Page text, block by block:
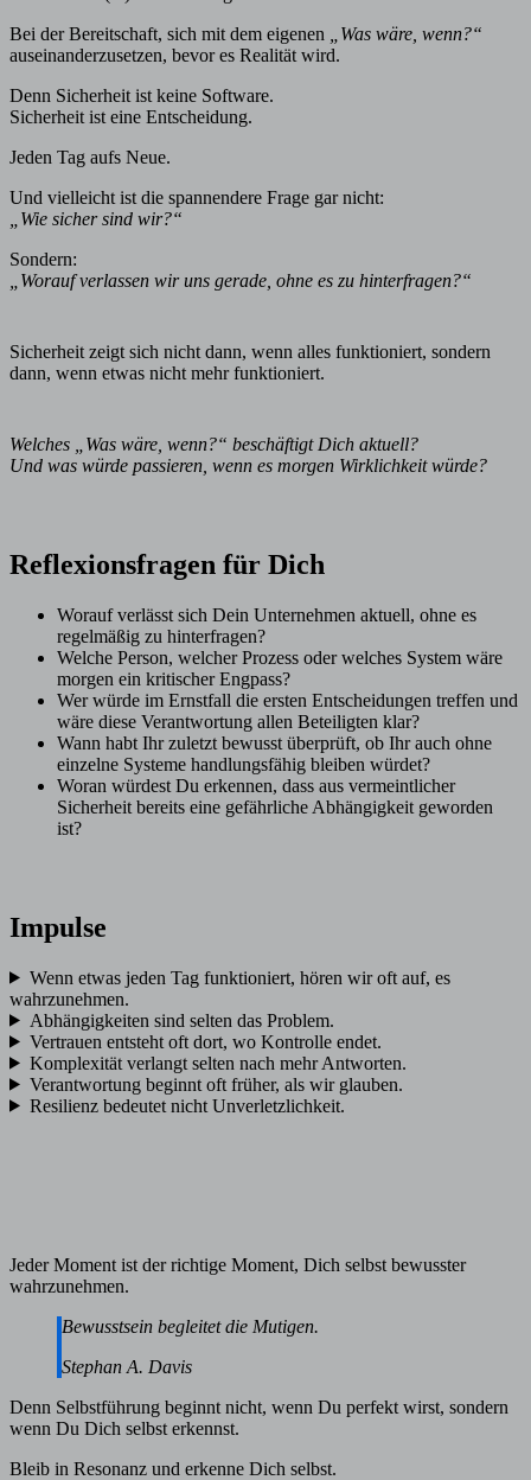
Bei der Bereitschaft, sich mit dem eigenen
„Was wäre, wenn?“
auseinanderzusetzen, bevor es Realität wird.
Denn Sicherheit ist keine Software.
Sicherheit ist eine Entscheidung.
Jeden Tag aufs Neue.
Und vielleicht ist die spannendere Frage gar nicht:
„Wie sicher sind wir?“
Sondern:
„Worauf verlassen wir uns gerade, ohne es zu hinterfragen?“
Sicherheit zeigt sich nicht dann, wenn alles funktioniert, sondern
dann, wenn etwas nicht mehr funktioniert.
Welches „Was wäre, wenn?“ beschäftigt Dich aktuell?
Und was würde passieren, wenn es morgen Wirklichkeit würde?
Reflexionsfragen für Dich
Worauf verlässt sich Dein Unternehmen aktuell, ohne es
regelmäßig zu hinterfragen?
Welche Person, welcher Prozess oder welches System wäre
morgen ein kritischer Engpass?
Wer würde im Ernstfall die ersten Entscheidungen treffen und
wäre diese Verantwortung allen Beteiligten klar?
Wann habt Ihr zuletzt bewusst überprüft, ob Ihr auch ohne
einzelne Systeme handlungsfähig bleiben würdet?
Woran würdest Du erkennen, dass aus vermeintlicher
Sicherheit bereits eine gefährliche Abhängigkeit geworden
ist?
Impulse
Wenn etwas jeden Tag funktioniert, hören wir oft auf, es
wahrzunehmen.
Abhängigkeiten sind selten das Problem.
Vertrauen entsteht oft dort, wo Kontrolle endet.
Komplexität verlangt selten nach mehr Antworten.
Verantwortung beginnt oft früher, als wir glauben.
Resilienz bedeutet nicht Unverletzlichkeit.
Jeder Moment ist der richtige Moment, Dich selbst bewusster
wahrzunehmen.
Bewusstsein begleitet die Mutigen.
Stephan A. Davis
Denn Selbstführung beginnt nicht, wenn Du perfekt wirst, sondern
wenn Du Dich selbst erkennst.
Bleib in Resonanz und erkenne Dich selbst.